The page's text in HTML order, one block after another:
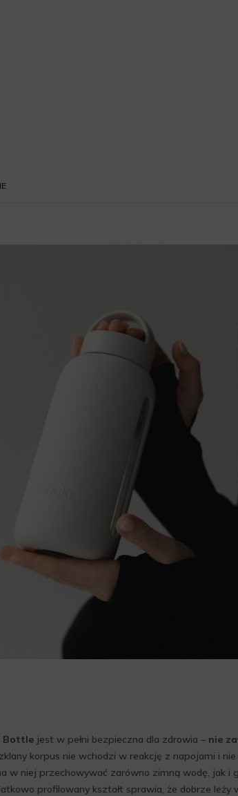
Bottlejest w pełni bezpieczna dla zdrowia – nie
korpus nie wchodzi w reakcję z napojami i
w niej przechowywać zarówno zimną wodę, jak i
profilowany kształt sprawia, że dobrze leży